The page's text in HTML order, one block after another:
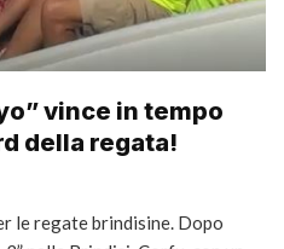
vince in tempo
della regata!
le regate brindisine. Dopo